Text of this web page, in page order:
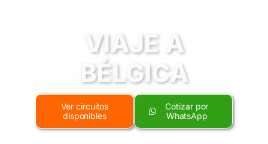
VIAJE A
BÉLGICA
Ver circuitos
disponibles
Cotizar por
WhatsApp